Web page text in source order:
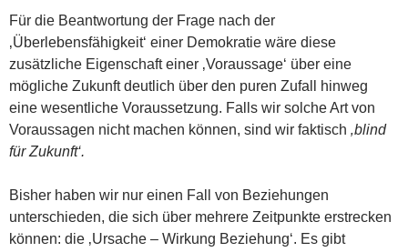
Für die Beantwortung der Frage nach der
‚Überlebensfähigkeit‘ einer Demokratie wäre diese
zusätzliche Eigenschaft einer ‚Voraussage‘ über eine
mögliche Zukunft deutlich über den puren Zufall hinweg
eine wesentliche Voraussetzung. Falls wir solche Art von
Voraussagen nicht machen können, sind wir faktisch ‚blind
für Zukunft‘.
Bisher haben wir nur einen Fall von Beziehungen
unterschieden, die sich über mehrere Zeitpunkte erstrecken
können: die ‚Ursache – Wirkung Beziehung‘. Es gibt